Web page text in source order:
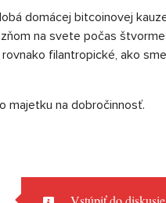
domácej bitcoinovej
na svete počas
filantropické, ako
majetku na dobročinnosť.